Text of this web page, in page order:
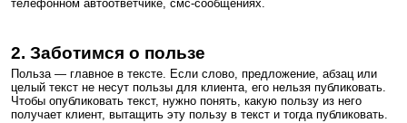
телефонном автоответчике, смс-сообщениях.
2. Заботимся о пользе
Польза — главное в тексте. Если слово, предложение, абзац или
целый текст не несут пользы для клиента, его нельзя публиковать.
Чтобы опубликовать текст, нужно понять, какую пользу из него
получает клиент, вытащить эту пользу в текст и тогда публиковать.